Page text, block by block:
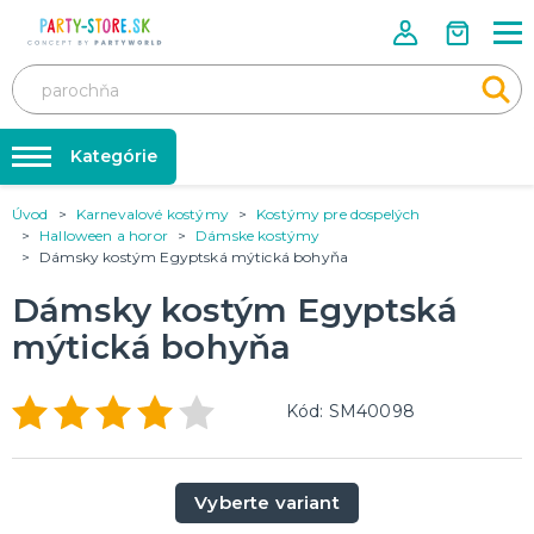
Rozlúčka so slobodou ❤️
Tabuľka veľkostí
Karnevalové doplnky
Balóniky a hélium
Trička s potlačou
Kategórie
KARNEVALOVÉ KOSTÝMY
Kostýmy pre dospelých
DOPLNKY A MAKE-UP
Doplnky
Make-up, dekorácie na kožu, tetovanie, umelé riasy
TRIČKÁ S POTLAČOU
Úvod Karnevalové kostýmy
Kostýmy pre dospelých
Halloween a horor
Dámske kostýmy
Dámsky kostým Egyptská mýtická bohyňa
Dámsky kostým Egyptská
mýtická bohyňa
Kód: SM40098
Vyberte variant